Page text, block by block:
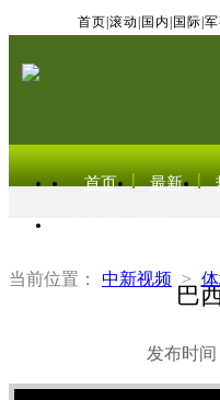
首页 滚动 国内 国际
首页 最新
当前位置： 中新视频 >
巴
发布时间